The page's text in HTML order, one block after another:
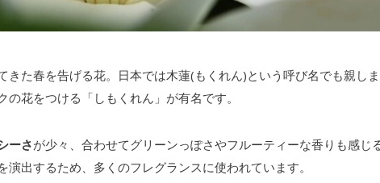
きた春を告げる花。日本では木蓮(もくれん)という呼び名でも親し
花をつける「しもくれん」が有名です。
ーさが少々、合わせてグリーンっぽさやフルーティーな香りも感じ
出するため、多くのフレグランスに使われています。